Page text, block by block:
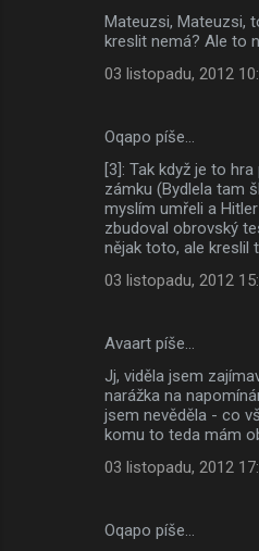
Mateuzsi, Mateuzsi,
kreslit nemá? Ale to
03 listopadu, 2012
Oqapo píše…
[3]: Tak když je to
zámku (Bydlela tam
myslím umřeli a
zbudoval obrovský
nějak toto, ale kreslil
03 listopadu, 2012
Avaart píše…
Jj, viděla jsem
narážka na
jsem nevěděla - co
komu to teda mám
03 listopadu, 2012
Oqapo píše…